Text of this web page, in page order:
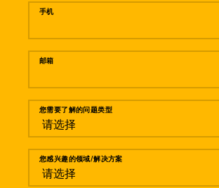
手机
邮箱
您需要了解的问题类型
您感兴趣的领域/解决方案